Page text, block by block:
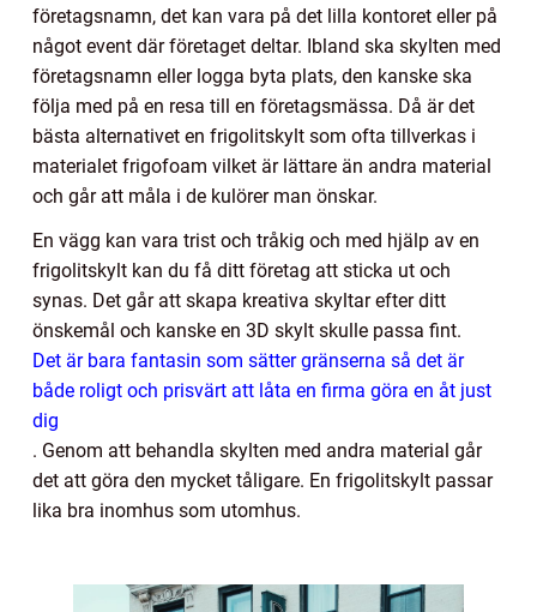
företagsnamn, det kan vara på det lilla kontoret eller på
något event där företaget deltar. Ibland ska skylten med
företagsnamn eller logga byta plats, den kanske ska
följa med på en resa till en företagsmässa. Då är det
bästa alternativet en frigolitskylt som ofta tillverkas i
materialet frigofoam vilket är lättare än andra material
och går att måla i de kulörer man önskar.
En vägg kan vara trist och tråkig och med hjälp av en
frigolitskylt kan du få ditt företag att sticka ut och
synas. Det går att skapa kreativa skyltar efter ditt
önskemål och kanske en 3D skylt skulle passa fint.
Det är bara fantasin som sätter gränserna så det är
både roligt och prisvärt att låta en firma göra en åt just
dig
. Genom att behandla skylten med andra material går
det att göra den mycket tåligare. En frigolitskylt passar
lika bra inomhus som utomhus.